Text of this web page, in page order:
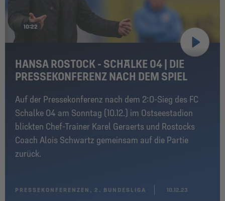
10:22
HANSA ROSTOCK - SCHALKE 04 | DIE
PRESSEKONFERENZ NACH DEM SPIEL
Auf der Pressekonferenz nach dem 2:0-Sieg des FC
Schalke 04 am Sonntag (10.12.) im Ostseestadion
blickten Chef-Trainer Karel Geraerts und Rostocks
Coach Alois Schwartz gemeinsam auf die Partie
zurück.
PRESSEKONFERENZEN, 2. BUNDESLIGA 10.12.23